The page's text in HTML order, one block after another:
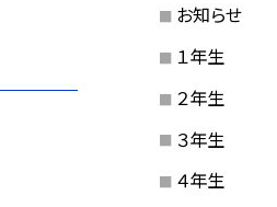
お知らせ
１年生
２年生
３年生
４年生